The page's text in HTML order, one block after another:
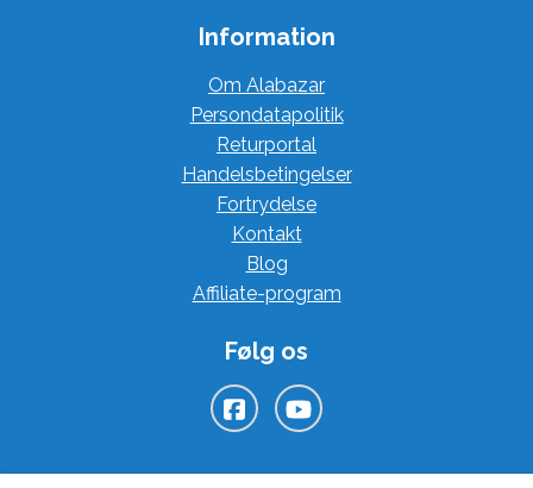
Information
Om Alabazar
Persondatapolitik
Returportal
Handelsbetingelser
Fortrydelse
Kontakt
Blog
Affiliate-program
Følg os